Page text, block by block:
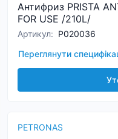
Антифриз PRISTA
FOR USE /210L/
Артикул: P020036
Переглянути
PETRONAS